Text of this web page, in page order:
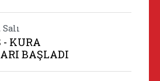
yonelik egitim
- KURA
BAŞLADI